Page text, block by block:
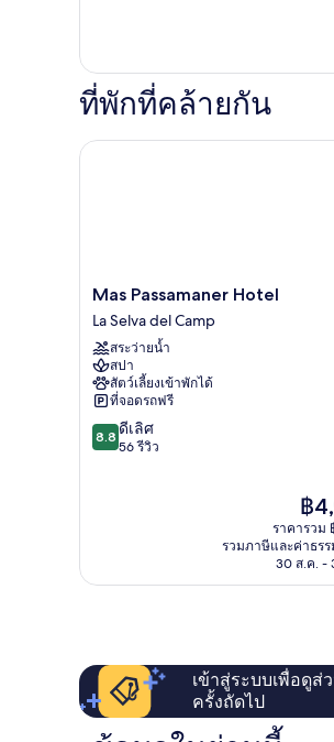
เกี่ยว
กับ
ห้อง
สำหรับ
ที่พักที่คล้ายกัน
Mas
Passamaner
Hotel
La
Selva
del
Camp
Mas Passamaner Hotel
La Selva del Camp
สระว่ายน้ำ
สปา
สัตว์เลี้ยงเข้าพักได้
ที่จอดรถฟรี
8.8
จาก
8.8 ดีเลิศ
56 รีวิว
ราคา
ปัจจุ
คือ
฿
฿
ราคารวม
รวมภาษีและค่าธรร
30 ส.ค. -
Mas Passamaner Hotel
เข้าสู่ระบบเพื่อดูส่
ครั้งถัดไป